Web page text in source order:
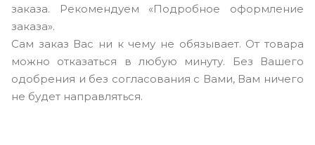
заказа. Рекомендуем «Подробное оформление
заказа».
Сам заказ Вас ни к чему не обязывает. От товара
можно отказаться в любую минуту. Без Вашего
одобрения и без согласования с Вами, Вам ничего
не будет направляться.